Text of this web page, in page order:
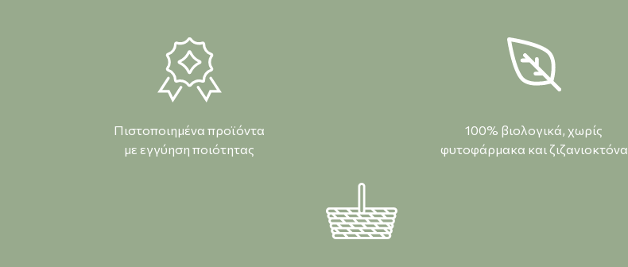
Πιστοποιημένα προϊόντα
με εγγύηση ποιότητας
100% βιολογικά, χωρίς
φυτοφάρμακα και ζιζανιοκτόνα